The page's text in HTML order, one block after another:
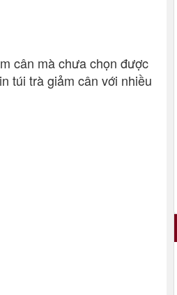
cân mà chưa chọn được
túi trà giảm cân với nhiều